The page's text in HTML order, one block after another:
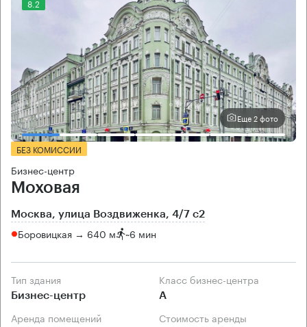
8.2
Еще 2 фото
БЕЗ КОМИССИИ
Бизнес-центр
Моховая
Москва, улица Воздвиженка, 4/7 с2
Боровицкая → 640 м ~6 мин
Тип здания
Бизнес-центр
Класс бизнес-центра
А
Аренда помещений Стоимость аренды